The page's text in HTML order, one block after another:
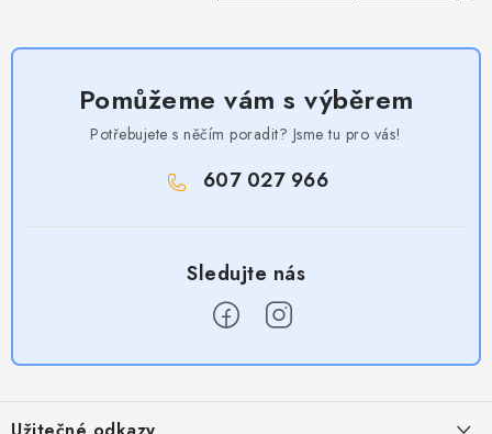
Pomůžeme vám s výběrem
Potřebujete s něčím poradit? Jsme tu pro vás!
607 027 966